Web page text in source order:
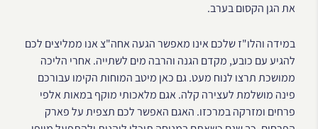
את הגן הקסום בערב.
במידה והלו"ז שלכם אינו מאפשר הגעה אחה"צ אנו ממליצים לכם
להגיע עם כובע, מקדם הגנה והרבה מים לשתייה. אחרי הליכה
ממושכת תרצו לנוח מעט. גם כאן מיטב המוחות הקימו עבורכם
פינה מושלמת לעצירה קלה. אגם מלאכותי מוקף במאות אלפי
פרחים ומזרקה במרכזו. האגם האפשר לכם תצפית על פארק